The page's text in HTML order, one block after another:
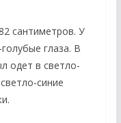
сантиметров. У
глаза. В
одет в светло-
синие